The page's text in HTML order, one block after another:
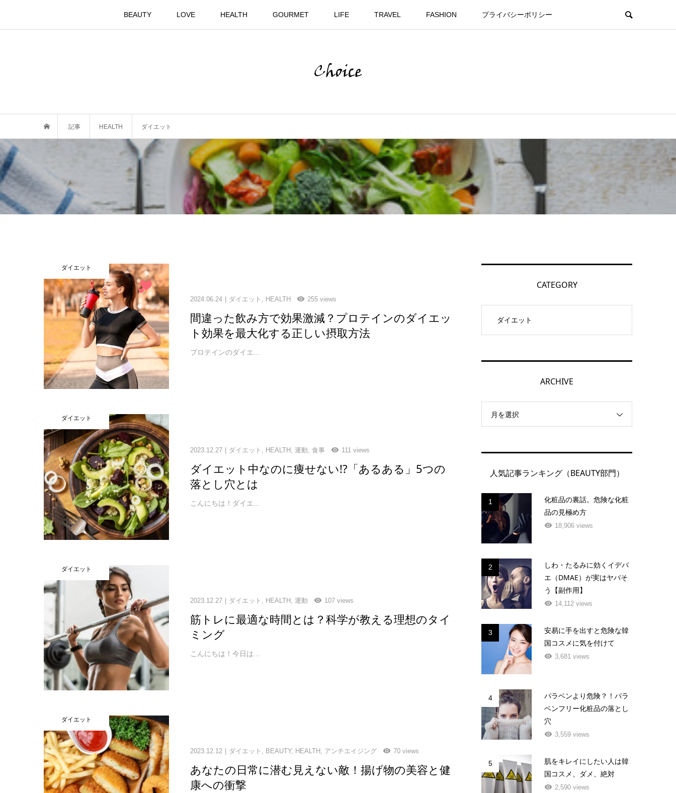
BEAUTY LOVE HEALTH GOURMET LIFE TRAVEL FASHION プライバシーポリシー
記事 HEALTH ダイエット
ダイエット
2024.06.24 ダイエット , HEALTH 255 views
間違った飲み方で効果激減？プロテインのダイエッ
ト効果を最大化する正しい摂取方法
プロテインのダイエ...
ダイエット
2023.12.27 ダイエット HEALTH ,運動 ,食事 111 views
ダイエット中なのに痩せない!?「あるある」5つの
落とし穴とは
こんにちは！ダイエ...
ダイエット
2023.12.27 ダイエット HEALTH ,運動 107 views
筋トレに最適な時間とは？科学が教える理想のタイ
ミング
こんにちは！今日は...
ダイエット
2023.12.12 ダイエット , BEAUTY, HEALTH , アンチエイジング 70 views
あなたの日常に潜む見えない敵！揚げ物の美容と健
康への衝撃
CATEGORY
ARCHIVE
月を選択
人気記事ランキング（BEAUTY部門）
1
化粧品の裏話。危険な化粧
品の見極め方
18,906 views
2
しわ・たるみに効くイデバ
エ（DMAE）が実はヤバそ
う【副作用】
14,112 views
3
安易に手を出すと危険な韓
国コスメに気を付けて
3,681 views
4
パラベンより危険？！パラ
ベンフリー化粧品の落とし
穴
3,559 views
5
肌をキレイにしたい人は韓
国コスメ、ダメ、絶対
2,590 views